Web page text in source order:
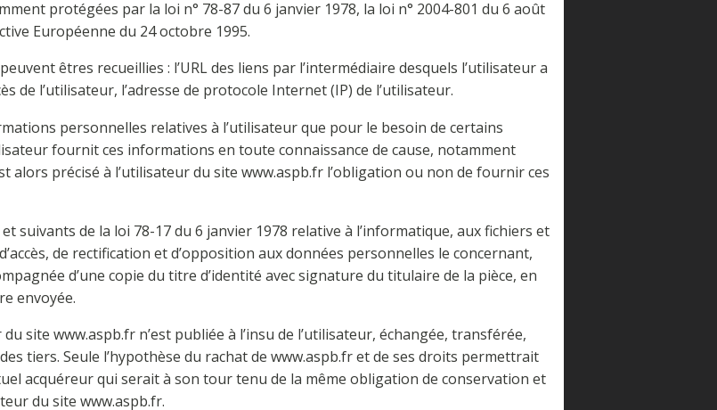
protégées par la loi n° 78-87 du 6 janvier 1978, la loi n° 2004-801 du 6 août
Européenne du 24 octobre 1995.
êtres recueillies : l’URL des liens par l’intermédiaire desquels l’utilisateur a
de l’utilisateur, l’adresse de protocole Internet (IP) de l’utilisateur.
personnelles relatives à l’utilisateur que pour le besoin de certains
fournit ces informations en toute connaissance de cause, notamment
alors précisé à l’utilisateur du site www.aspb.fr l’obligation ou non de fournir ces
suivants de la loi 78-17 du 6 janvier 1978 relative à l’informatique, aux fichiers et
de rectification et d’opposition aux données personnelles le concernant,
d’une copie du titre d’identité avec signature du titulaire de la pièce, en
envoyée.
site www.aspb.fr n’est publiée à l’insu de l’utilisateur, échangée, transférée,
tiers. Seule l’hypothèse du rachat de www.aspb.fr et de ses droits permettrait
acquéreur qui serait à son tour tenu de la même obligation de conservation et
du site www.aspb.fr.